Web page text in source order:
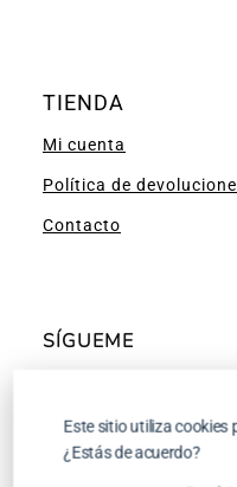
TIENDA
Mi cuenta
Política de
Contacto
SÍGUEME
Este sitio utiliza cookies
¿Estás de acuerdo?